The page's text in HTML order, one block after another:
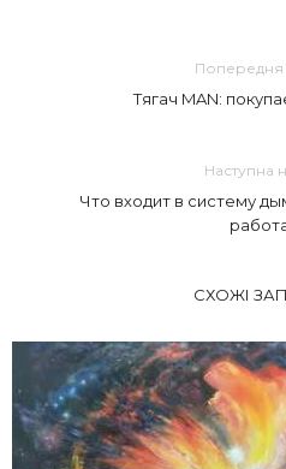
Попередня
Тягач MAN:
Наступна
Что входит в систему
СХОЖІ